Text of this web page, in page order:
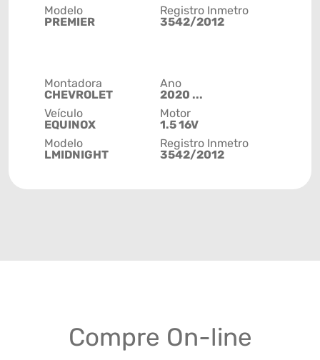
Modelo
PREMIER
Registro Inmetro
3542/2012
Montadora
CHEVROLET
Veículo
EQUINOX
Modelo
LMIDNIGHT
Ano
2020 ...
Motor
1.5 16V
Registro Inmetro
3542/2012
Compre On-line